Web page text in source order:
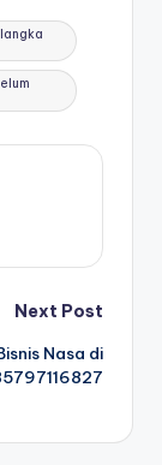
Next Post
Nasa di